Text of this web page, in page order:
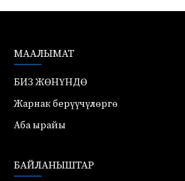
МААЛЫМАТ
БИЗ ЖӨНҮНДӨ
Жарнак берүүчүлөргө
Аба ырайы
БАЙЛАНЫШТАР